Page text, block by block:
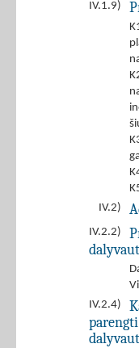
IV.1.9)
IV.2)
IV.2.2)
IV.2.4)